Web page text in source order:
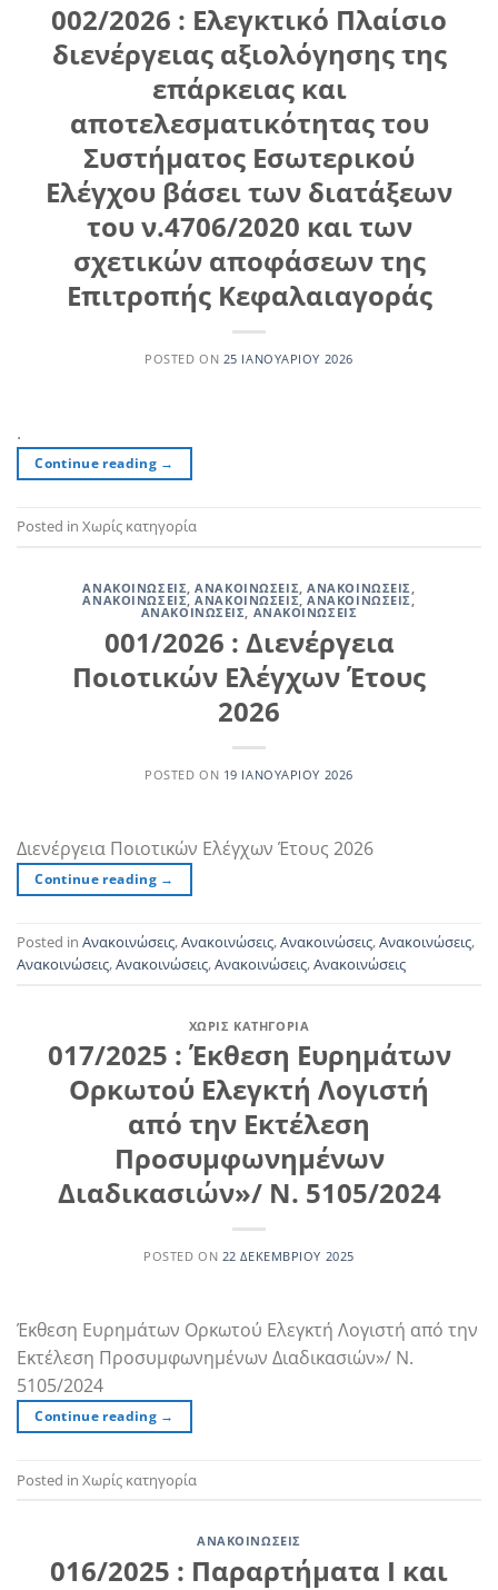
002/2026 : Ελεγκτικό Πλαίσιο
διενέργειας αξιολόγησης της
επάρκειας και
αποτελεσματικότητας του
Συστήματος Εσωτερικού
Ελέγχου βάσει των διατάξεων
του ν.4706/2020 και των
σχετικών αποφάσεων της
Επιτροπής Κεφαλαιαγοράς
POSTED ON 25 ΙΑΝΟΥΑΡΊΟΥ 2026
.
Continue reading →
Posted in Χωρίς κατηγορία
ΑΝΑΚΟΙΝΏΣΕΙΣ ,ΑΝΑΚΟΙΝΏΣΕΙΣ ,ΑΝΑΚΟΙΝΏΣΕΙΣ
ΑΝΑΚΟΙΝΏΣΕΙΣ,ΑΝΑΚΟΙΝΏΣΕΙΣ,ΑΝΑΚΟΙΝΏΣΕΙΣ,
ΑΝΑΚΟΙΝΏΣΕΙΣ ΑΝΑΚΟΙΝΏΣΕΙΣ
001/2026 : Διενέργεια
Ποιοτικών Ελέγχων Έτους
2026
POSTED ON 19 ΙΑΝΟΥΑΡΊΟΥ 2026
Διενέργεια Ποιοτικών Ελέγχων Έτους 2026
Continue reading →
Posted in Ανακοινώσεις,Ανακοινώσεις,Ανακοινώσεις,Ανακοινώσεις,
Ανακοινώσεις,Ανακοινώσεις,Ανακοινώσεις,Ανακοινώσεις
ΧΩΡΊΣ ΚΑΤΗΓΟΡΊΑ
017/2025 : Έκθεση Ευρημάτων
Ορκωτού Ελεγκτή Λογιστή
από την Εκτέλεση
Προσυμφωνημένων
Διαδικασιών»/ Ν. 5105/2024
POSTED ON 22 ΔΕΚΕΜΒΡΊΟΥ 2025
Έκθεση Ευρημάτων Ορκωτού Ελεγκτή Λογιστή από την
Εκτέλεση Προσυμφωνημένων Διαδικασιών»/ Ν.
5105/2024
Continue reading →
Posted in Χωρίς κατηγορία
ΑΝΑΚΟΙΝΏΣΕΙΣ
016/2025 : Παραρτήματα Ι και